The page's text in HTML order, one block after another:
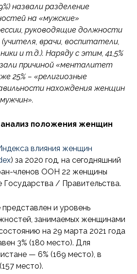
назвали разделение
на «мужские»
руководящие должности
врачи, воспитатели,
и т.д.). Наряду с этим, 41,5%
причиной «менталитет
25% – «религиозные
нахождения женщин
положения женщин
влияния женщин
) за 2020 год, на сегодняшний
членов ООН 22 женщины
Государства / Правительства.
и уровень
занимаемых женщинами
на 29 марта 2021 года
3% (180 место). Для
— 6% (169 место), в
место).